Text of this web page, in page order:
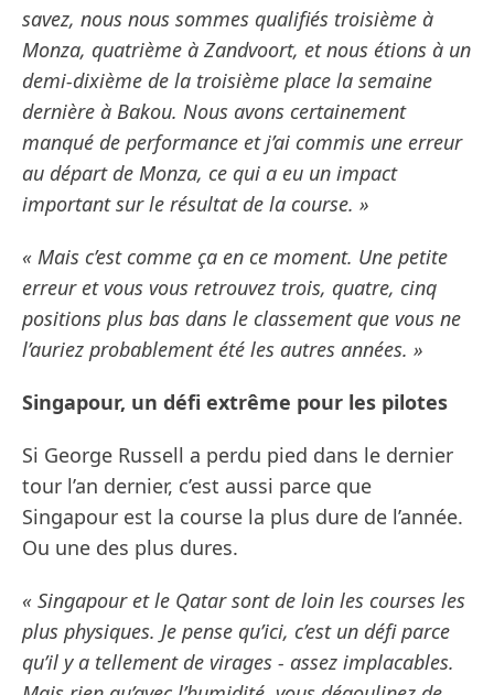
savez, nous nous sommes qualifiés troisième à
Monza, quatrième à Zandvoort, et nous étions à un
demi-dixième de la troisième place la semaine
dernière à Bakou. Nous avons certainement
manqué de performance et j’ai commis une erreur
au départ de Monza, ce qui a eu un impact
important sur le résultat de la course. »
« Mais c’est comme ça en ce moment. Une petite
erreur et vous vous retrouvez trois, quatre, cinq
positions plus bas dans le classement que vous ne
l’auriez probablement été les autres années. »
Singapour, un défi extrême pour les pilotes
Si George Russell a perdu pied dans le dernier
tour l’an dernier, c’est aussi parce que
Singapour est la course la plus dure de l’année.
Ou une des plus dures.
« Singapour et le Qatar sont de loin les courses les
plus physiques. Je pense qu’ici, c’est un défi parce
qu’il y a tellement de virages - assez implacables.